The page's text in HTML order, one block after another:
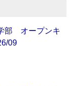
部 オープンキ
09